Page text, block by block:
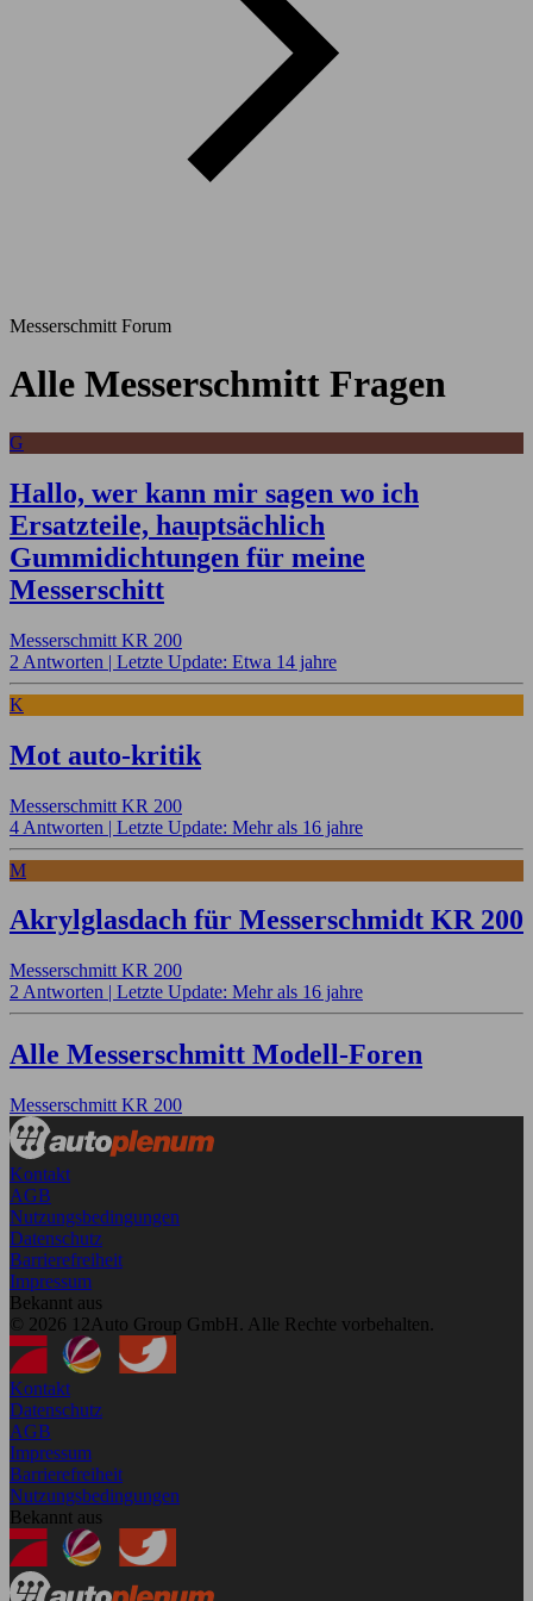
Messerschmitt Forum
Alle Messerschmitt Fragen
G
Hallo, wer kann mir sagen wo ich
Ersatzteile, hauptsächlich
Gummidichtungen für meine
Messerschitt
Messerschmitt KR 200
2 Antworten | Letzte Update: Etwa 14 jahre
K
Mot auto-kritik
Messerschmitt KR 200
4 Antworten | Letzte Update: Mehr als 16 jahre
M
Akrylglasdach für Messerschmidt KR 200
Messerschmitt KR 200
2 Antworten | Letzte Update: Mehr als 16 jahre
Alle Messerschmitt Modell-Foren
Messerschmitt KR 200
Kontakt
AGB
Nutzungsbedingungen
Datenschutz
Barrierefreiheit
Impressum
Bekannt aus
© 2026 12Auto Group GmbH. Alle Rechte vorbehalten.
Kontakt
Datenschutz
AGB
Impressum
Barrierefreiheit
Nutzungsbedingungen
Bekannt aus